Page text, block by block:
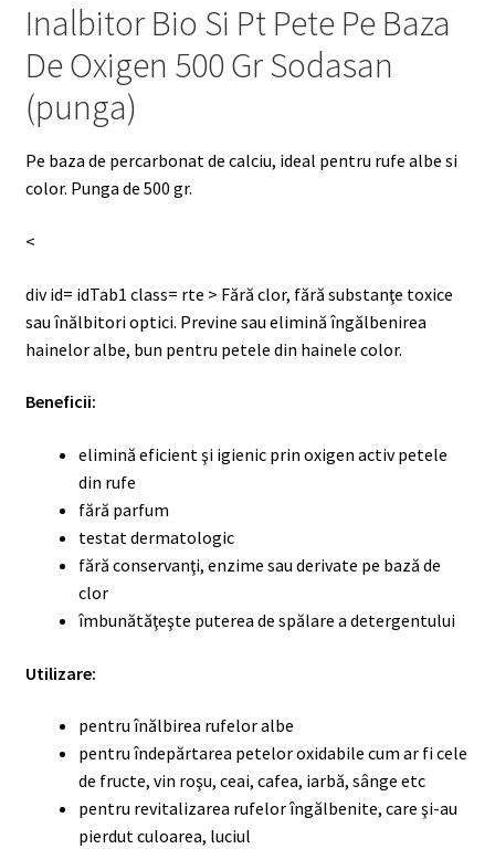
Inalbitor Bio Si Pt Pete Pe Baza
De Oxigen 500 Gr Sodasan
(punga)
Pe baza de percarbonat de calciu, ideal pentru rufe albe si
color. Punga de 500 gr.
<
div id= idTab1 class= rte > Fără clor, fără substanţe toxice
sau înălbitori optici. Previne sau elimină îngălbenirea
hainelor albe, bun pentru petele din hainele color.
Beneficii:
elimină eficient şi igienic prin oxigen activ petele
din rufe
fără parfum
testat dermatologic
fără conservanţi, enzime sau derivate pe bază de
clor
îmbunătăţeşte puterea de spălare a detergentului
Utilizare:
pentru înălbirea rufelor albe
pentru îndepărtarea petelor oxidabile cum ar fi cele
de fructe, vin roşu, ceai, cafea, iarbă, sânge etc
pentru revitalizarea rufelor îngălbenite, care şi-au
pierdut culoarea, luciul